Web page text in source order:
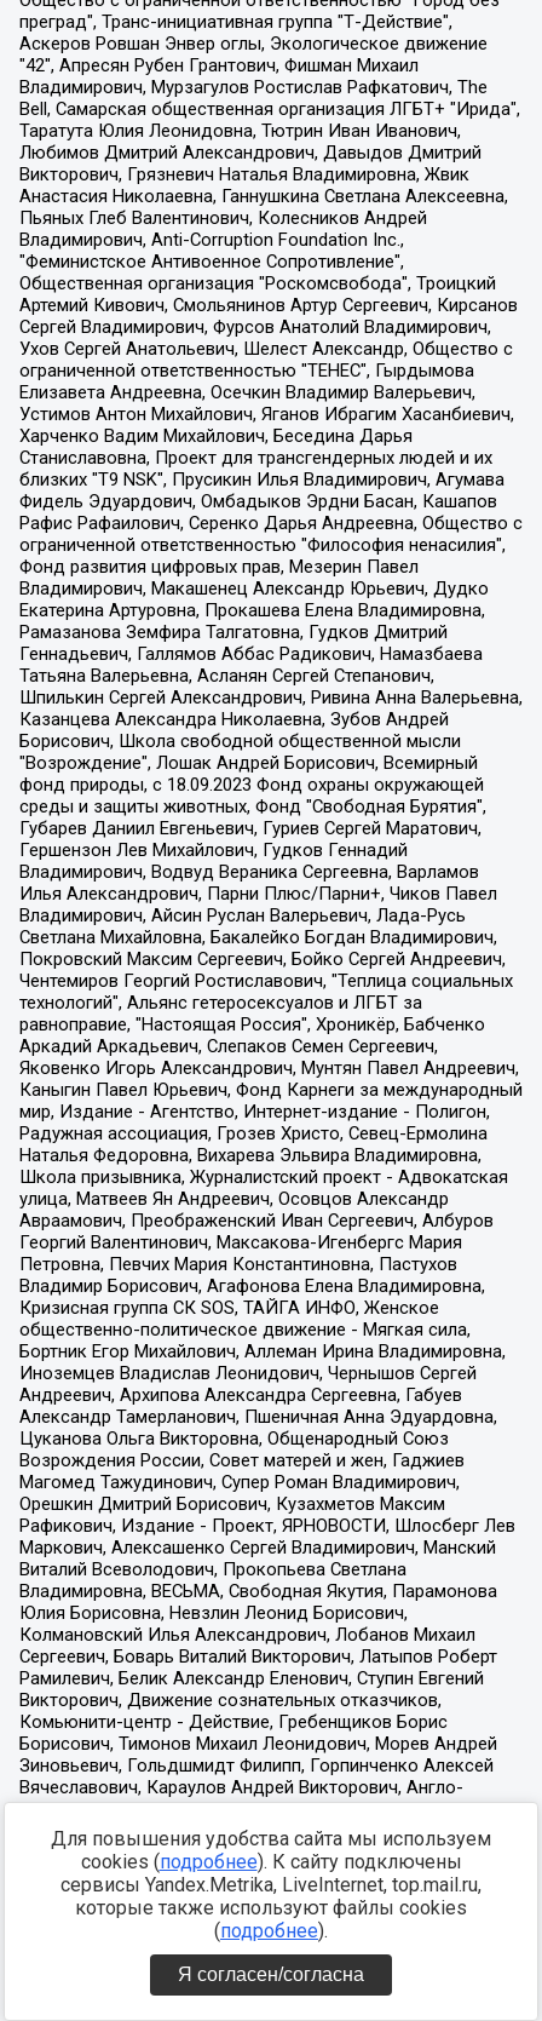
Для повышения удобства сайта мы используем
cookies (подробнее). К сайту подключены
сервисы Yandex.Metrika, LiveInternet, top.mail.ru,
которые также используют файлы cookies
(подробнее).
Я согласен/согласна